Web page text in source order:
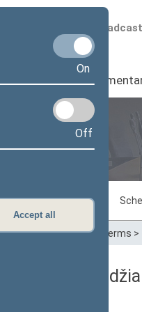
On
Off
Accept all
Scheduled
Seimas I
Plenary sittings
>Parliamentary terms >
Seimo